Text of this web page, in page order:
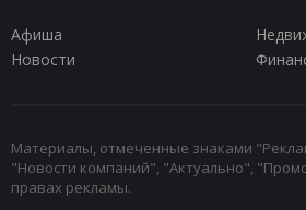
Афиша
Новости
Материалы, отмеченные знаками
"Новости компаний", "Актуально",
правах рекламы.